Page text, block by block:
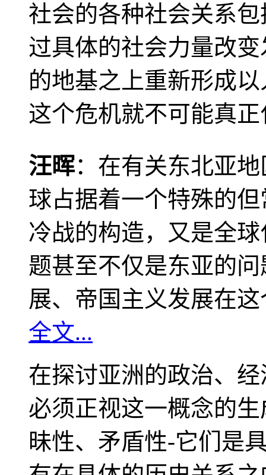
社会的各种社会关系
过具体的社会力量改
的地基之上重新形成
这个危机就不可能真
汪晖：在有关东北亚
球占据着一个特殊的
冷战的构造，又是全
题甚至不仅是东亚的
展、帝国主义发展在
全文...
在探讨亚洲的政治、
必须正视这一概念的
昧性、矛盾性-它们是